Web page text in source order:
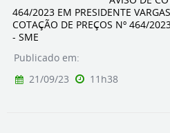
464/2023 EM PRESIDENTE
COTAÇÃO DE PREÇOS Nº 464/
- SME
Publicado em:
21/09/23
11h38